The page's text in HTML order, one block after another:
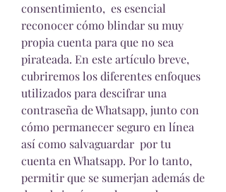
consentimiento,  es esencial
reconocer cómo blindar su muy
propia cuenta para que no sea
pirateada. En este artículo breve,
cubriremos los diferentes enfoques
utilizados para descifrar una
contraseña de Whatsapp, junto con
cómo permanecer seguro en línea
así como salvaguardar  por tu
cuenta en Whatsapp. Por lo tanto,
permitir que se sumerjan además de